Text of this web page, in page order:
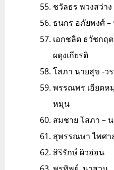
ชวัลธร พวงสว่า
ธนกร อภัยพงศ์
เอกชลิต ธวัชกฤ
ผดุงเกียรติ
โสภา นายสุข -ว
พรรณพร เอียดห
หมุน
สมชาย โสภา –
สุพรรณษา ไพศา
สิริรักษ์ ผิวอ่อน